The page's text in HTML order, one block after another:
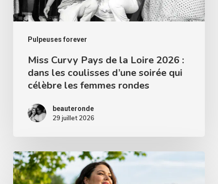
Pulpeuses forever
:
dans
coulisses
d’une
soirée
célèbre
rondes
Miss Curvy Pays de la Loire 2026 :
dans les coulisses d’une soirée qui
célèbre les femmes rondes
beauteronde
29 juillet 2026
Les
avantages